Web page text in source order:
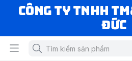
CÔNG TY TNHH
ĐỨC